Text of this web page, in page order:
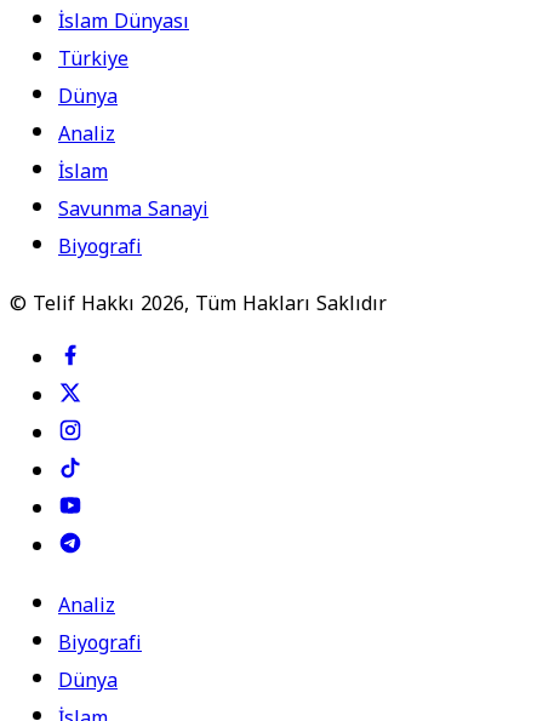
İslam Dünyası
Türkiye
Dünya
Analiz
İslam
Savunma Sanayi
Biyografi
© Telif Hakkı 2026, Tüm Hakları Saklıdır
Analiz
Biyografi
Dünya